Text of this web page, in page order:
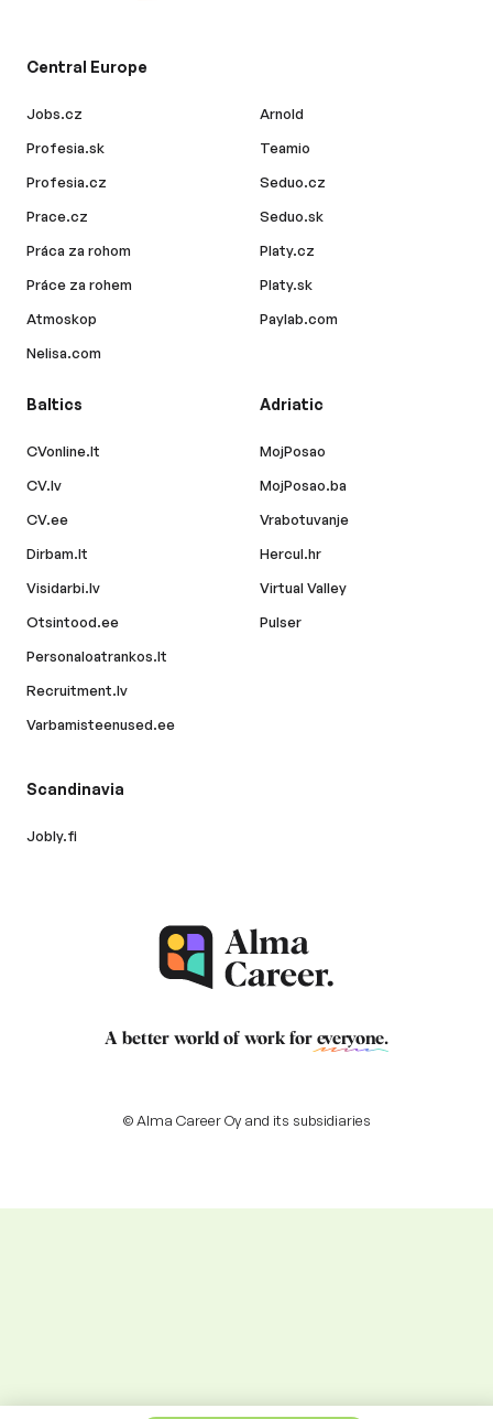
Central Europe
Jobs.cz
Profesia.sk
Profesia.cz
Prace.cz
Práca za rohom
Práce za rohem
Atmoskop
Nelisa.com
Arnold
Teamio
Seduo.cz
Seduo.sk
Platy.cz
Platy.sk
Paylab.com
Baltics
CVonline.lt
CV.lv
CV.ee
Dirbam.lt
Visidarbi.lv
Otsintood.ee
Personaloatrankos.lt
Recruitment.lv
Varbamisteenused.ee
Adriatic
MojPosao
MojPosao.ba
Vrabotuvanje
Hercul.hr
Virtual Valley
Pulser
Scandinavia
Jobly.fi
A better world of work for everyone.
© Alma Career Oy and its subsidiaries